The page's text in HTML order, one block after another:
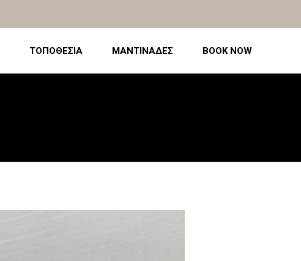
ΤΟΠΟΘΕΣΙΑ ΜΑΝΤΙΝΑΔΕΣ BOOK NOW